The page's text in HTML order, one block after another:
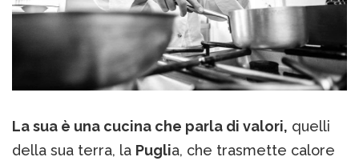
La sua è una cucina che parla di valori, quelli
della sua terra, la Puglia, che trasmette calore